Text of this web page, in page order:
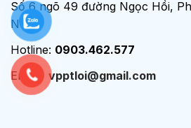
Số 6 ngõ 49 đường Ngọc Hồi,
Nội
Hotline: 0903.462.577
Email: vpptloi@gmail.com